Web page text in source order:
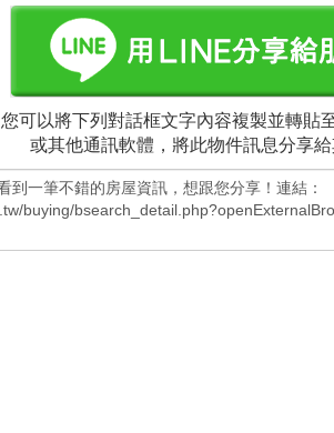
您可以將下列對話框文字內容複製並轉貼
或其他通訊軟體，將此物件訊息分享